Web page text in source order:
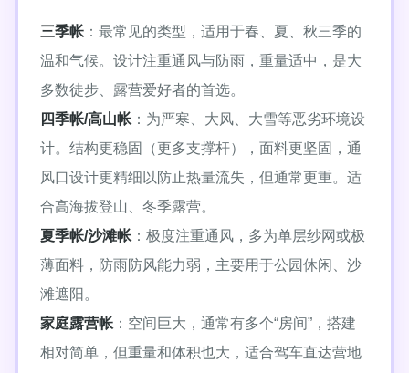
三季帐 ：最常见的类型，适用于春、夏、秋三季的
温和气候。设计注重通风与防雨，重量适中，是大
多数徒步、露营爱好者的首选。
四季帐/高山帐 ：为严寒、大风、大雪等恶劣环境设
计。结构更稳固（更多支撑杆），面料更坚固，通
风口设计更精细以防止热量流失，但通常更重。适
合高海拔登山、冬季露营。
夏季帐/沙滩帐 ：极度注重通风，多为单层纱网或极
薄面料，防雨防风能力弱，主要用于公园休闲、沙
滩遮阳。
家庭露营帐 ：空间巨大，通常有多个“房间”，搭建
相对简单，但重量和体积也大，适合驾车直达营地